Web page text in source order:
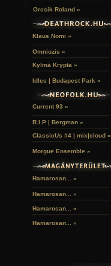
Orcsik Roland »
Klaus Nomi »
Omniozis »
Kylmä Krypta »
Idles | Budapest Park »
Current 93 »
R.I.P | Bergman »
ClassicUs #4 | mix|cloud »
Morgue Ensemble »
Hamarosan... »
Hamarosan... »
Hamarosan... »
Hamarosan... »